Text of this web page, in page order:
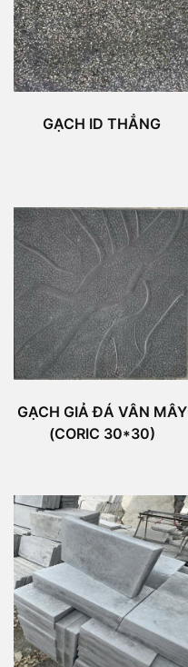
GẠCH ID THẲNG
GẠCH GIẢ ĐÁ VÂN MÂY
(CORIC 30*30)